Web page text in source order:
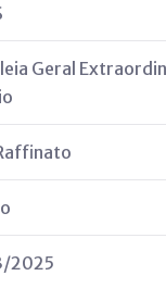
Geral
2025